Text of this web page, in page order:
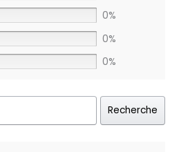
0%
0%
0%
Recherche